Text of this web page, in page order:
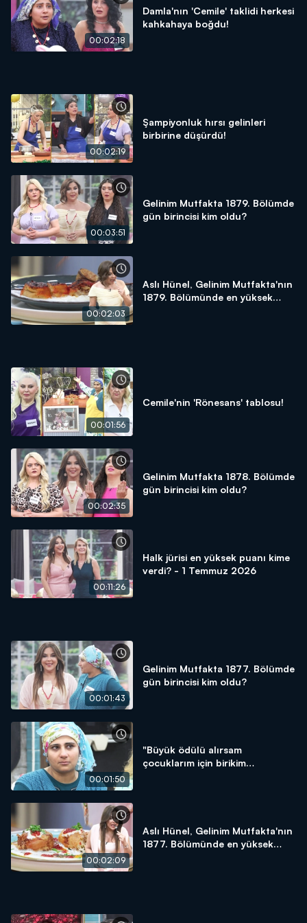
00:02:18
Damla'nın 'Cemile' taklidi herkesi
kahkahaya boğdu!
00:02:19
Şampiyonluk hırsı gelinleri
birbirine düşürdü!
00:03:51
Gelinim Mutfakta 1879. Bölümde
gün birincisi kim oldu?
00:02:03
Aslı Hünel, Gelinim Mutfakta'nın
1879. Bölümünde en yüksek
00:01:56
Cemile'nin 'Rönesans' tablosu!
00:02:35
Gelinim Mutfakta 1878. Bölümde
gün birincisi kim oldu?
00:11:26
Halk jürisi en yüksek puanı kime
verdi? - 1 Temmuz 2026
00:01:43
Gelinim Mutfakta 1877. Bölümde
gün birincisi kim oldu?
00:01:50
"Büyük ödülü alırsam
çocuklarım için birikim
00:02:09
Aslı Hünel, Gelinim Mutfakta'nın
1877. Bölümünde en yüksek